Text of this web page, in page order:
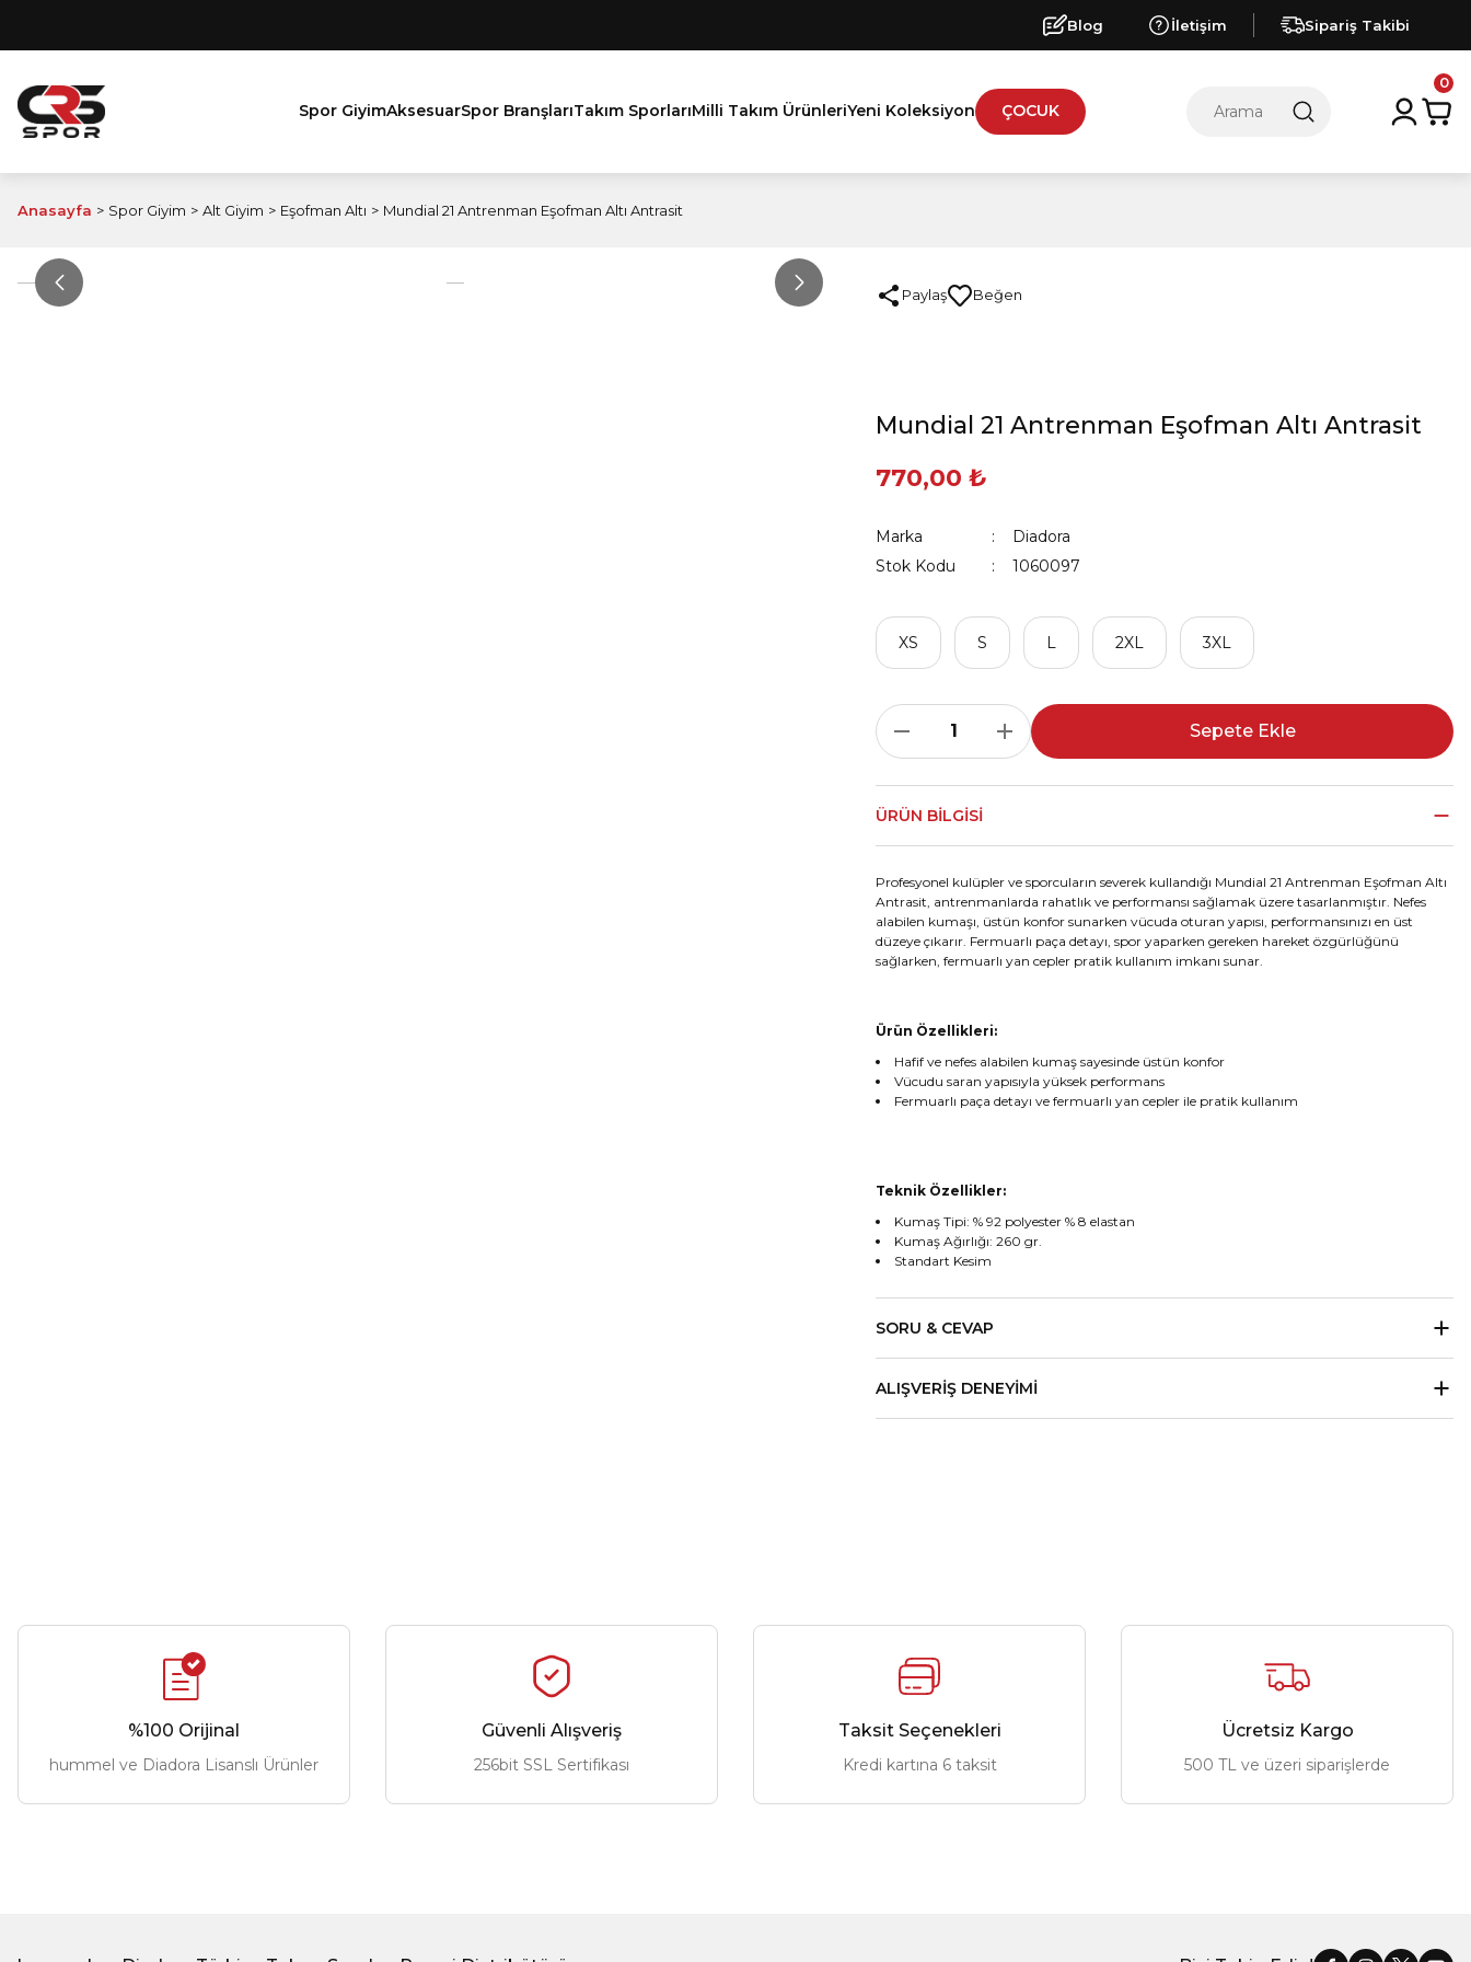
Blog İletişim Sipariş Takibi
Spor GiyimAksesuarSpor BranşlarıTakım SporlarıMilli Takım ÜrünleriYeni Koleksiyon ÇOCUK
0
Anasayfa Spor Giyim Alt Giyim Eşofman Altı Mundial 21 Antrenman Eşofman Altı Antrasit
Paylaş
Mundial 21 Antrenman Eşofman Altı Antrasit
770,00 ₺
Marka
Diadora
Stok Kodu
1060097
XS S L 2XL 3XL
Sepete Ekle
ÜRÜN BILGISI
Profesyonel kulüpler ve sporcuların severek kullandığı Mundial 21 Antrenman Eşofman Altı
Antrasit, antrenmanlarda rahatlık ve performansı sağlamak üzere tasarlanmıştır. Nefes
alabilen kumaşı, üstün konfor sunarken vücuda oturan yapısı, performansınızı en üst
düzeye çıkarır. Fermuarlı paça detayı, spor yaparken gereken hareket özgürlüğünü
sağlarken, fermuarlı yan cepler pratik kullanım imkanı sunar.
Ürün Özellikleri:
Hafif ve nefes alabilen kumaş sayesinde üstün konfor
Vücudu saran yapısıyla yüksek performans
Fermuarlı paça detayı ve fermuarlı yan cepler ile pratik kullanım
Teknik Özellikler:
Kumaş Tipi: % 92 polyester % 8 elastan
Kumaş Ağırlığı: 260 gr.
Standart Kesim
SORU & CEVAP
ALIŞVERIŞ DENEYIMI
%100 Orijinal
hummel ve Diadora Lisanslı Ürünler
Güvenli Alışveriş
256bit SSL Sertifikası
Taksit Seçenekleri
Kredi kartına 6 taksit
Ücretsiz Kargo
500 TL ve üzeri siparişlerde